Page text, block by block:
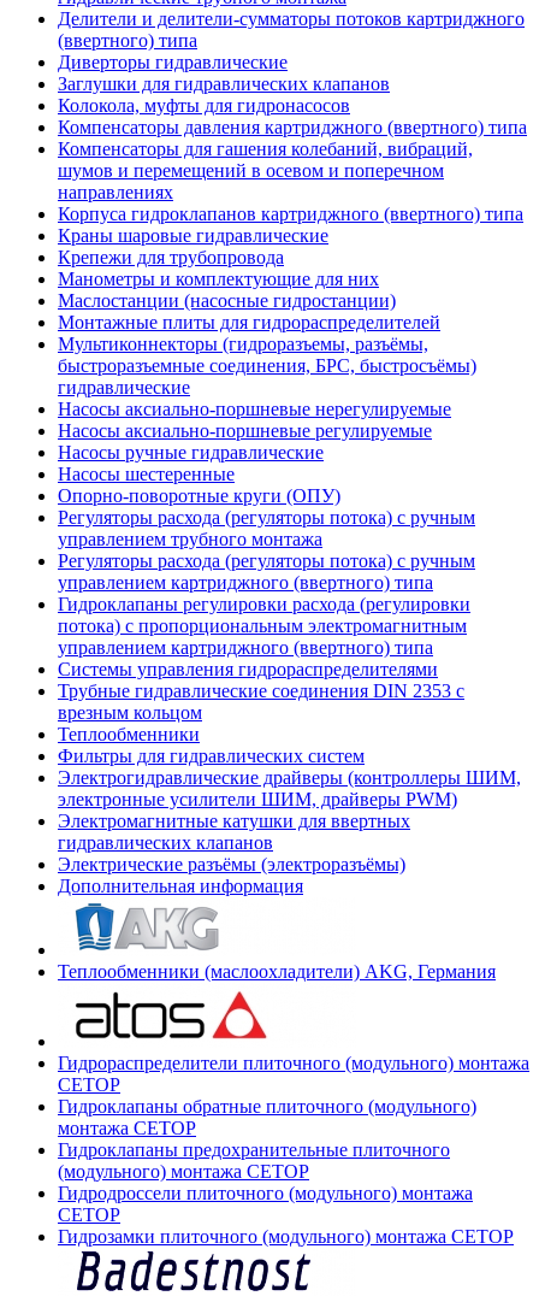
Делители и делители-сумматоры потоков картриджного
(ввертного) типа
Диверторы гидравлические
Заглушки для гидравлических клапанов
Колокола, муфты для гидронасосов
Компенсаторы давления картриджного (ввертного) типа
Компенсаторы для гашения колебаний, вибраций,
шумов и перемещений в осевом и поперечном
направлениях
Корпуса гидроклапанов картриджного (ввертного) типа
Краны шаровые гидравлические
Крепежи для трубопровода
Манометры и комплектующие для них
Маслостанции (насосные гидростанции)
Монтажные плиты для гидрораспределителей
Мультиконнекторы (гидроразъемы, разъёмы,
быстроразъемные соединения, БРС, быстросъёмы)
гидравлические
Насосы аксиально-поршневые нерегулируемые
Насосы аксиально-поршневые регулируемые
Насосы ручные гидравлические
Насосы шестеренные
Опорно-поворотные круги (ОПУ)
Регуляторы расхода (регуляторы потока) с ручным
управлением трубного монтажа
Регуляторы расхода (регуляторы потока) с ручным
управлением картриджного (ввертного) типа
Гидроклапаны регулировки расхода (регулировки
потока) с пропорциональным электромагнитным
управлением картриджного (ввертного) типа
Системы управления гидрораспределителями
Трубные гидравлические соединения DIN 2353 с
врезным кольцом
Теплообменники
Фильтры для гидравлических систем
Электрогидравлические драйверы (контроллеры ШИМ,
электронные усилители ШИМ, драйверы PWM)
Электромагнитные катушки для ввертных
гидравлических клапанов
Электрические разъёмы (электроразъёмы)
Дополнительная информация
Теплообменники (маслоохладители) AKG, Германия
Гидрораспределители плиточного (модульного) монтажа
СЕТОР
Гидроклапаны обратные плиточного (модульного)
монтажа CETOP
Гидроклапаны предохранительные плиточного
(модульного) монтажа CETOP
Гидродроссели плиточного (модульного) монтажа
CETOP
Гидрозамки плиточного (модульного) монтажа CETOP